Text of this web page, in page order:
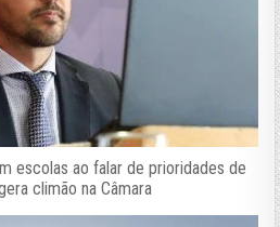
escolas ao falar de prioridades de
climão na Câmara